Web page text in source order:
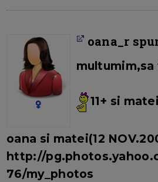
oana_r
11+ si
oana si matei(12
http://
76/my_photos